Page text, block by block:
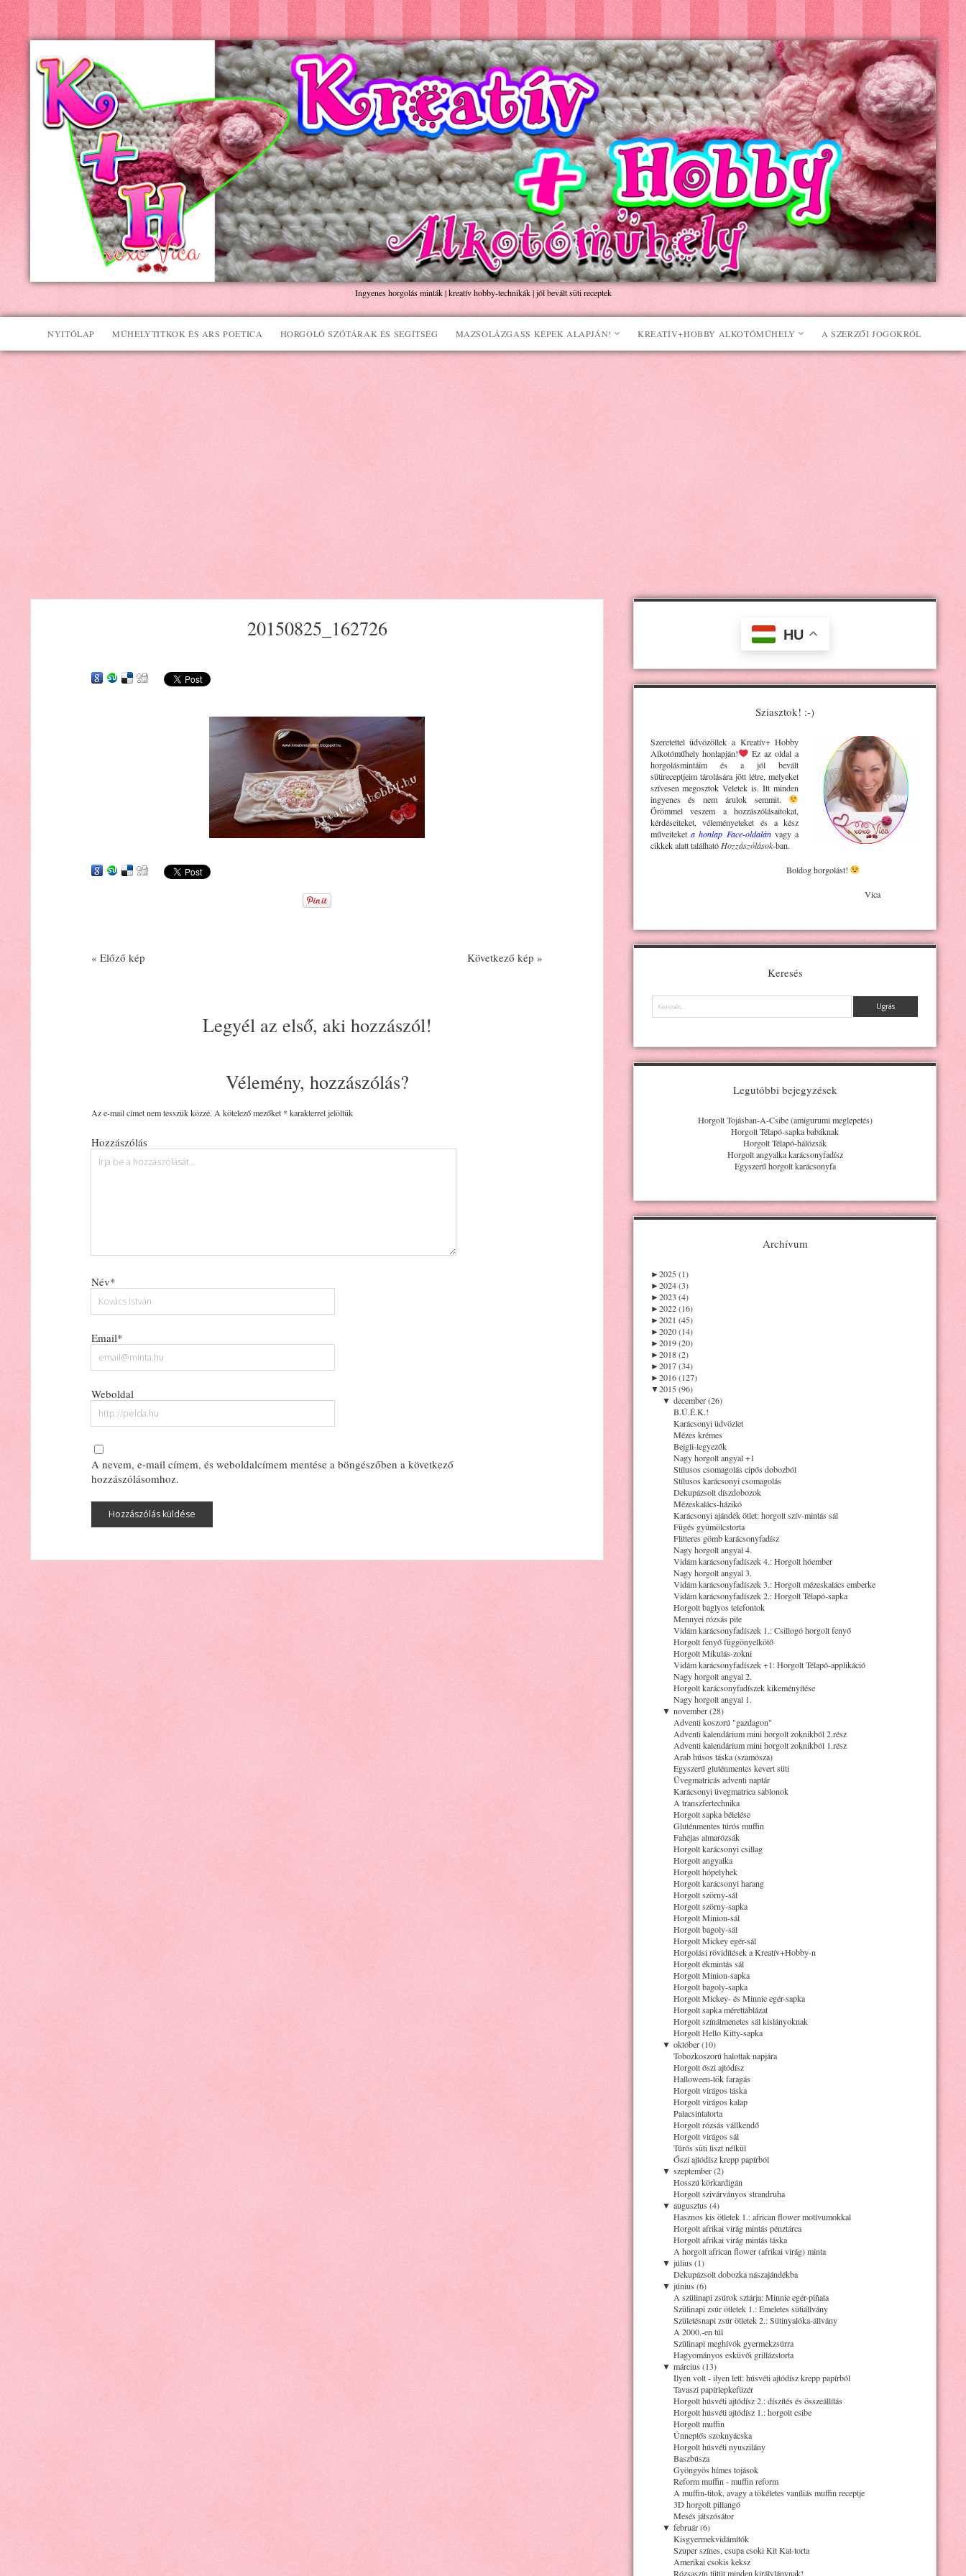
Kreatív+Hobby
Alkotóműhely
Ingyenes horgolás minták | kreatív hobby-technikák | jól bevált süti receptek
NYITÓLAP MŰHELYTITKOK ÉS ARS POETICA HORGOLÓ SZÓTÁRAK ÉS SEGÍTSÉG MAZSOLÁZGASS KÉPEK ALAPJÁN! KREATÍV+HOBBY ALKOTÓMŰHELY A SZERZŐI JOGOKRÓL
20150825_162726
« Előző kép Következő kép »
Legyél az első, aki hozzászól!
Vélemény, hozzászólás?
Az e-mail címet nem tesszük közzé. A kötelező mezőket * karakterrel jelöltük
Hozzászólás
Név*
Email*
Weboldal
A nevem, e-mail címem, és weboldalcímem mentése a böngészőben a következő
hozzászólásomhoz.
HU
Sziasztok! :-)
Szeretettel üdvözöllek a Kreatív+ Hobby
Alkotóműhelyhonlapján!
Ez az oldal a
horgolásmintáim és a jól bevált
sütireceptjeim tárolására jött létre, melyeket
szívesen megosztok Veletek is. Itt minden
ingyenes és nem árulok semmit.
Örömmel veszem a hozzászólásaitokat,
kérdéseiteket, véleményeteket és a kész
műveiteket a honlap Face-oldalánvagy a
cikkek alatt található Hozzászólások-ban.
Boldog horgolást!
Vica
Keresés
Keresés
Legutóbbi bejegyzések
Horgolt Tojásban-A-Csibe (amigurumi meglepetés)
Horgolt Télapó-sapka babáknak
Horgolt Télapó-hálózsák
Horgolt angyalka karácsonyfadísz
Egyszerű horgolt karácsonyfa
Archívum
►2025 (1)
►2024 (3)
►2023 (4)
►2022 (16)
►2021 (45)
►2020 (14)
►2019 (20)
►2018 (2)
►2017 (34)
►2016 (127)
▼2015 (96)
▼ december (26)
B.Ú.É.K.!
Karácsonyi üdvözlet
Mézes krémes
Bejgli-legyezők
Nagy horgolt angyal +1
Stílusos csomagolás cipős dobozból
Stílusos karácsonyi csomagolás
Dekupázsolt díszdobozok
Mézeskalács-házikó
Karácsonyi ajándék ötlet: horgolt szív-mintás sál
Fügés gyümölcstorta
Flitteres gömb karácsonyfadísz
Nagy horgolt angyal 4.
Vidám karácsonyfadíszek 4.: Horgolt hóember
Nagy horgolt angyal 3.
Vidám karácsonyfadíszek 3.: Horgolt mézeskalács emberke
Vidám karácsonyfadíszek 2.: Horgolt Télapó-sapka
Horgolt baglyos telefontok
Mennyei rózsás pite
Vidám karácsonyfadíszek 1.: Csillogó horgolt fenyő
Horgolt fenyő függönyelkötő
Horgolt Mikulás-zokni
Vidám karácsonyfadíszek +1: Horgolt Télapó-applikáció
Nagy horgolt angyal 2.
Horgolt karácsonyfadíszek kikeményítése
Nagy horgolt angyal 1.
▼ november (28)
Adventi koszorú "gazdagon"
Adventi kalendárium mini horgolt zoknikból 2.rész
Adventi kalendárium mini horgolt zoknikból 1.rész
Arab húsos táska (szamósza)
Egyszerű gluténmentes kevert süti
Üvegmatricás adventi naptár
Karácsonyi üvegmatrica sablonok
A transzfertechnika
Horgolt sapka bélelése
Gluténmentes túrós muffin
Fahéjas almarózsák
Horgolt karácsonyi csillag
Horgolt angyalka
Horgolt hópelyhek
Horgolt karácsonyi harang
Horgolt szörny-sál
Horgolt szörny-sapka
Horgolt Minion-sál
Horgolt bagoly-sál
Horgolt Mickey egér-sál
Horgolási rövidítések a Kreatív+Hobby-n
Horgolt ékmintás sál
Horgolt Minion-sapka
Horgolt bagoly-sapka
Horgolt Mickey- és Minnie egér-sapka
Horgolt sapka mérettáblázat
Horgolt színátmenetes sál kislányoknak
Horgolt Hello Kitty-sapka
▼ október (10)
Tobozkoszorú halottak napjára
Horgolt őszi ajtódísz
Halloween-tök faragás
Horgolt virágos táska
Horgolt virágos kalap
Palacsintatorta
Horgolt rózsás vállkendő
Horgolt virágos sál
Túrós süti liszt nélkül
Őszi ajtódísz krepp papírból
▼ szeptember (2)
Hosszú körkardigán
Horgolt szivárványos strandruha
▼ augusztus (4)
Hasznos kis ötletek 1.: african flower motívumokkal
Horgolt afrikai virág mintás pénztárca
Horgolt afrikai virág mintás táska
A horgolt african flower (afrikai virág) minta
▼ július (1)
Dekupázsolt dobozka nászajándékba
▼ június (6)
A szülinapi zsúrok sztárja: Minnie egér-piñata
Szülinapi zsúr ötletek 1.: Emeletes sütiállvány
Születésnapi zsúr ötletek 2.: Sütinyalóka-állvány
A 2000.-en túl
Szülinapi meghívók gyermekzsúrra
Hagyományos esküvői grillázstorta
▼ március (13)
Ilyen volt - ilyen lett: húsvéti ajtódísz krepp papírból
Tavaszi papírlepkefüzér
Horgolt húsvéti ajtódísz 2.: díszítés és összeállítás
Horgolt húsvéti ajtódísz 1.: horgolt csibe
Horgolt muffin
Ünneplős szoknyácska
Horgolt húsvéti nyuszilány
Baszbúsza
Gyöngyös hímes tojások
Reform muffin - muffin reform
A muffin-titok, avagy a tökéletes vaníliás muffin receptje
3D horgolt pillangó
Mesés játszósátor
▼ február (6)
Kisgyermekvidámítók
Szuper színes, csupa csoki Kit Kat-torta
Amerikai csokis keksz
Rózsaszín tütüt minden királylánynak!